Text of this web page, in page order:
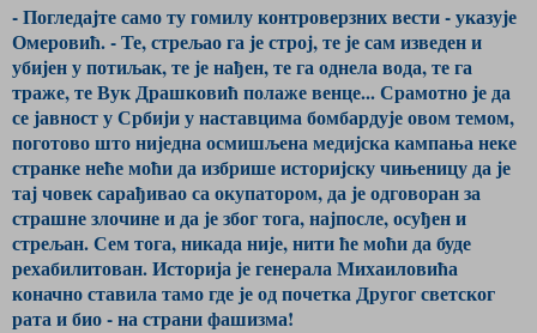
- Погледајте само ту гомилу контроверзних вести - указује
Омеровић. - Те, стрељао га је строј, те је сам изведен и
убијен у потиљак, те је нађен, те га однела вода, те га
траже, те Вук Драшковић полаже венце... Срамотно је да
се јавност у Србији у наставцима бомбардује овом темом,
поготово што ниједна осмишљена медијска кампања неке
странке неће моћи да избрише историјску чињеницу да је
тај човек сарађивао са окупатором, да је одговоран за
страшне злочине и да је због тога, најпосле, осуђен и
стрељан. Сем тога, никада није, нити ће моћи да буде
рехабилитован. Историја је генерала Михаиловића
коначно ставила тамо где је од почетка Другог светског
рата и био - на страни фашизма!